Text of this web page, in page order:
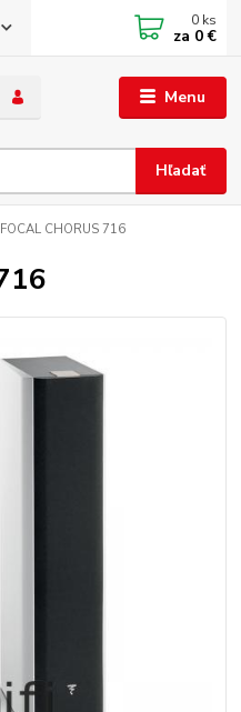
Menu
Hľadať
0 ks
za 0 €
FOCAL CHORUS 716